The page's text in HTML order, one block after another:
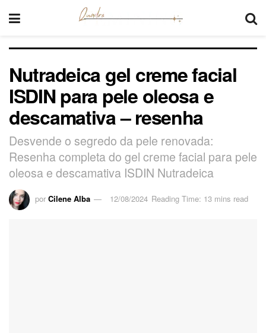
Nutradeica gel creme facial
ISDIN para pele oleosa e
descamativa – resenha
Desvende o segredo da pele renovada:
Resenha completa do gel creme facial para pele
oleosa e descamativa ISDIN Nutradeica
por Cilene Alba 12/08/2024 Reading Time: 13 mins read